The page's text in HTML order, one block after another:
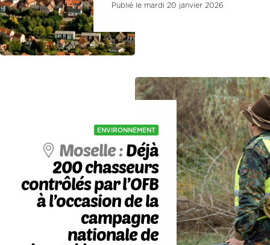
Publié le mardi 20 janvier 2026
ENVIRONNEMENT
Moselle :Déjà
200 chasseurs
contrôlés par l’OFB
à l’occasion de la
campagne
nationale de